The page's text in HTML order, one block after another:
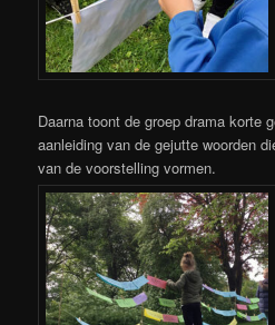
Daarna toont de groep drama korte
aanleiding van de gejutte woorden
van de voorstelling vormen.